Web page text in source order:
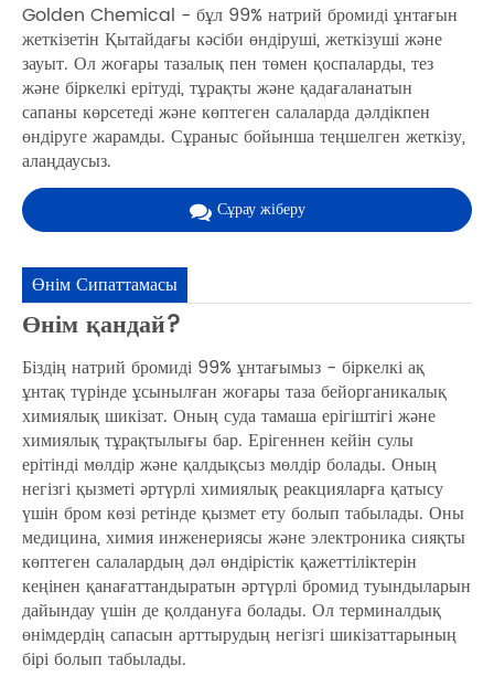
Golden Chemical - бұл 99% натрий бромиді ұнтағын
жеткізетін Қытайдағы кәсіби өндіруші, жеткізуші және
зауыт. Ол жоғары тазалық пен төмен қоспаларды, тез
және біркелкі ерітуді, тұрақты және қадағаланатын
сапаны көрсетеді және көптеген салаларда дәлдікпен
өндіруге жарамды. Сұраныс бойынша теңшелген жеткізу,
алаңдаусыз.
Сұрау жіберу
Өнім Сипаттамасы
Өнім қандай?
Біздің натрий бромиді 99% ұнтағымыз - біркелкі ақ
ұнтақ түрінде ұсынылған жоғары таза бейорганикалық
химиялық шикізат. Оның суда тамаша ерігіштігі және
химиялық тұрақтылығы бар. Ерігеннен кейін сулы
ерітінді мөлдір және қалдықсыз мөлдір болады. Оның
негізгі қызметі әртүрлі химиялық реакцияларға қатысу
үшін бром көзі ретінде қызмет ету болып табылады. Оны
медицина, химия инженериясы және электроника сияқты
көптеген салалардың дәл өндірістік қажеттіліктерін
кеңінен қанағаттандыратын әртүрлі бромид туындыларын
дайындау үшін де қолдануға болады. Ол терминалдық
өнімдердің сапасын арттырудың негізгі шикізаттарының
бірі болып табылады.